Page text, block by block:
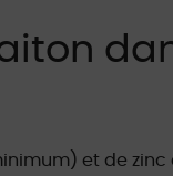
et de